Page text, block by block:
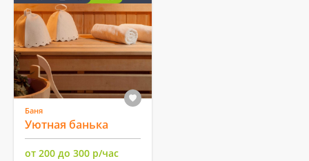
Баня
Уютная банька
от 200 до 300 р/час